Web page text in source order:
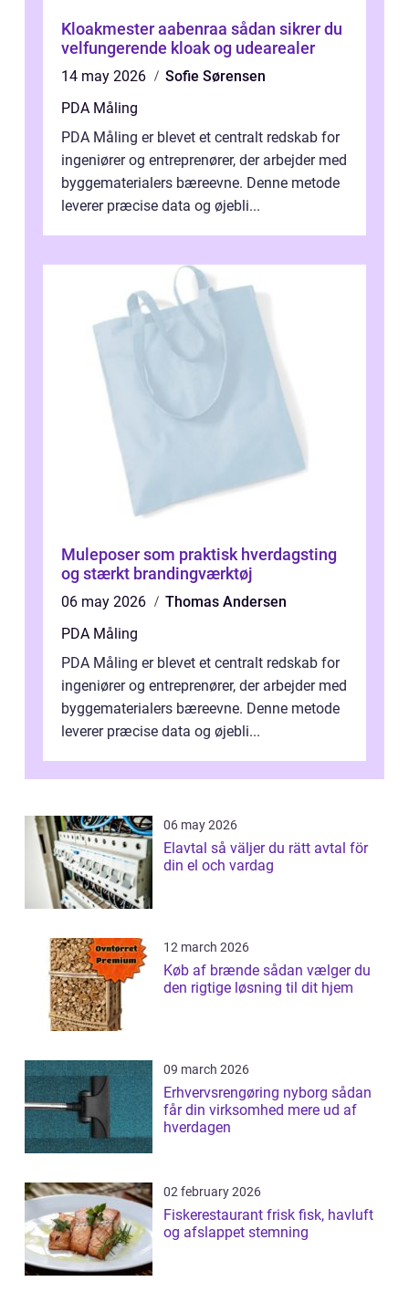
Kloakmester aabenraa sådan sikrer du
velfungerende kloak og udearealer
14 may 2026
Sofie Sørensen
PDA Måling
PDA Måling er blevet et centralt redskab for
ingeniører og entreprenører, der arbejder med
byggematerialers bæreevne. Denne metode
leverer præcise data og øjebli...
Muleposer som praktisk hverdagsting
og stærkt brandingværktøj
06 may 2026
Thomas Andersen
PDA Måling
PDA Måling er blevet et centralt redskab for
ingeniører og entreprenører, der arbejder med
byggematerialers bæreevne. Denne metode
leverer præcise data og øjebli...
06 may 2026
Elavtal så väljer du rätt avtal för
din el och vardag
12 march 2026
Køb af brænde sådan vælger du
den rigtige løsning til dit hjem
09 march 2026
Erhvervsrengøring nyborg sådan
får din virksomhed mere ud af
hverdagen
02 february 2026
Fiskerestaurant frisk fisk, havluft
og afslappet stemning